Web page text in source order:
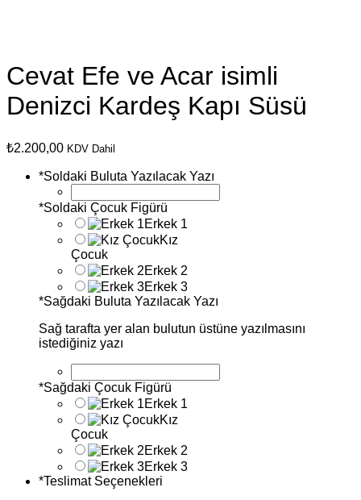
Cevat Efe ve Acar isimli
Denizci Kardeş Kapı Süsü
₺2.200,00 KDV Dahil
*Soldaki Buluta Yazılacak Yazı
*Soldaki Çocuk Figürü
Erkek 1
Kız
Çocuk
Erkek 2
Erkek 3
*Sağdaki Buluta Yazılacak Yazı
Sağ tarafta yer alan bulutun üstüne yazılmasını
istediğiniz yazı
*Sağdaki Çocuk Figürü
Erkek 1
Kız
Çocuk
Erkek 2
Erkek 3
*Teslimat Seçenekleri